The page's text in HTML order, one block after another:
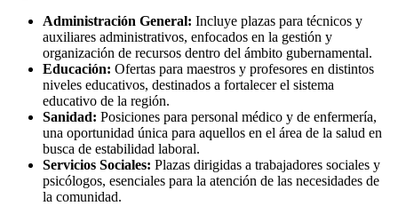
Administración General: Incluye plazas para técnicos y
auxiliares administrativos, enfocados en la gestión y
organización de recursos dentro del ámbito gubernamental.
Educación: Ofertas para maestros y profesores en distintos
niveles educativos, destinados a fortalecer el sistema
educativo de la región.
Sanidad: Posiciones para personal médico y de enfermería,
una oportunidad única para aquellos en el área de la salud en
busca de estabilidad laboral.
Servicios Sociales: Plazas dirigidas a trabajadores sociales y
psicólogos, esenciales para la atención de las necesidades de
la comunidad.